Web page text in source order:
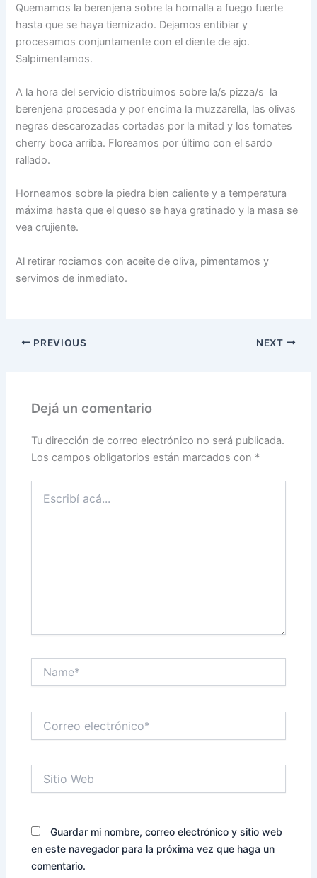
Quemamos la berenjena sobre la hornalla a fuego fuerte
hasta que se haya tiernizado. Dejamos entibiar y
procesamos conjuntamente con el diente de ajo.
Salpimentamos.
A la hora del servicio distribuimos sobre la/s pizza/s la
berenjena procesada y por encima la muzzarella, las olivas
negras descarozadas cortadas por la mitad y los tomates
cherry boca arriba. Floreamos por último con el sardo
rallado.
Horneamos sobre la piedra bien caliente y a temperatura
máxima hasta que el queso se haya gratinado y la masa se
vea crujiente.
Al retirar rociamos con aceite de oliva, pimentamos y
servimos de inmediato.
PREVIOUS NEXT
Dejá un comentario
Tu dirección de correo electrónico no será publicada.
Los campos obligatorios están marcados con *
acá...
electrónico*
Web
Guardar mi nombre, correo electrónico y sitio web
en este navegador para la próxima vez que haga un
comentario.